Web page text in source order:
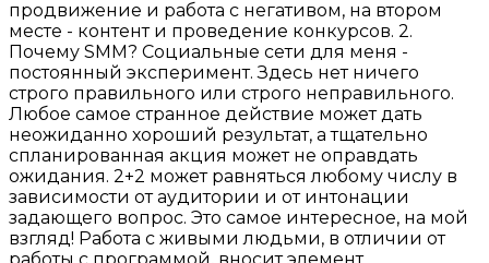
продвижение и работа с негативом, на втором
месте - контент и проведение конкурсов. 2.
Почему SMM? Социальные сети для меня -
постоянный эксперимент. Здесь нет ничего
строго правильного или строго неправильного.
Любое самое странное действие может дать
неожиданно хороший результат, а тщательно
спланированная акция может не оправдать
ожидания. 2+2 может равняться любому числу в
зависимости от аудитории и от интонации
задающего вопрос. Это самое интересное, на мой
взгляд! Работа с живыми людьми, в отличии от